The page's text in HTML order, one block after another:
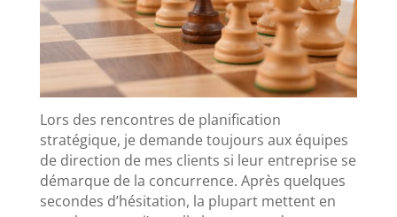
Lors des rencontres de planification
stratégique, je demande toujours aux équipes
de direction de mes clients si leur entreprise se
démarque de la concurrence. Après quelques
secondes d’hésitation, la plupart mettent en